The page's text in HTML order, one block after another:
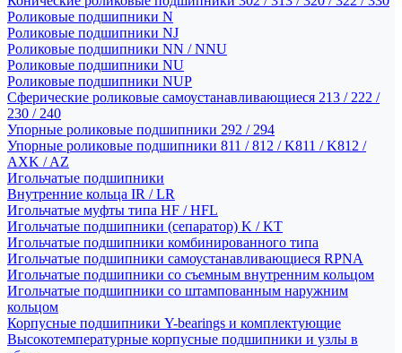
Роликовые подшипники N
Роликовые подшипники NJ
Роликовые подшипники NN / NNU
Роликовые подшипники NU
Роликовые подшипники NUP
Сферические роликовые самоустанавливающиеся 213 / 222 /
230 / 240
Упорные роликовые подшипники 292 / 294
Упорные роликовые подшипники 811 / 812 / K811 / K812 /
AXK / AZ
Игольчатые подшипники
Внутренние кольца IR / LR
Игольчатые муфты типа HF / HFL
Игольчатые подшипники (сепаратор) K / KT
Игольчатые подшипники комбинированного типа
Игольчатые подшипники самоустанавливающиеся RPNA
Игольчатые подшипники со съемным внутренним кольцом
Игольчатые подшипники со штампованным наружним
кольцом
Корпусные подшипники Y-bearings и комплектующие
Высокотемпературные корпусные подшипники и узлы в